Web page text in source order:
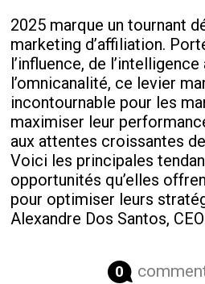
2025 marque un tournant
marketing d’affiliation.
l’influence, de
l’omnicanalité, ce levier
incontournable pour les
maximiser leur
aux attentes croissantes
Voici les principales
opportunités qu’elles
pour optimiser leurs
Alexandre Dos Santos,
0